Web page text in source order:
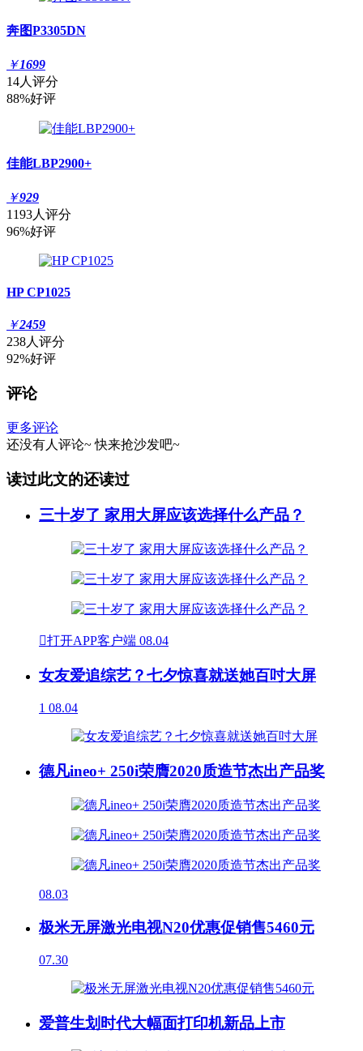
奔图P3305DN
￥1699
14人评分
88%好评
佳能LBP2900+
￥929
1193人评分
96%好评
HP CP1025
￥2459
238人评分
92%好评
评论
更多评论
还没有人评论~ 快来抢沙发吧~
读过此文的还读过
三十岁了 家用大屏应该选择什么产品？
打开APP客户端 08.04
女友爱追综艺？七夕惊喜就送她百吋大屏
1 08.04
德凡ineo+ 250i荣膺2020质造节杰出产品奖
08.03
极米无屏激光电视N20优惠促销售5460元
07.30
爱普生划时代大幅面打印机新品上市